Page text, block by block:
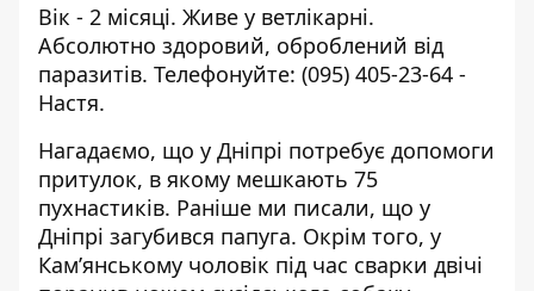
Вік - 2 місяці. Живе у ветлікарні.
Абсолютно здоровий, оброблений від
паразитів. Телефонуйте: (095) 405-23-64 -
Настя.
Нагадаємо, що у Дніпрі потребує допомоги
притулок, в якому мешкають 75
пухнастиків. Раніше ми писали, що у
Дніпрі загубився папуга. Окрім того, у
Кам’янському чоловік під час сварки двічі